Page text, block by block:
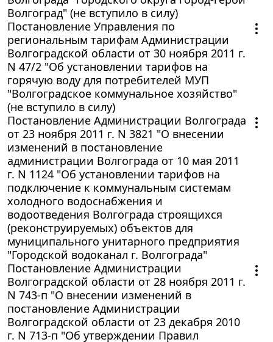
Волгоград" (не вступило в силу)
Постановление Управления по
региональным тарифам Администрации
Волгоградской области от 30 ноября 2011 г.
N 47/2 "Об установлении тарифов на
горячую воду для потребителей МУП
"Волгоградское коммунальное хозяйство"
(не вступило в силу)
Постановление Администрации Волгограда
от 23 ноября 2011 г. N 3821 "О внесении
изменений в постановление
администрации Волгограда от 10 мая 2011
г. N 1124 "Об установлении тарифов на
подключение к коммунальным системам
холодного водоснабжения и
водоотведения Волгограда строящихся
(реконструируемых) объектов для
муниципального унитарного предприятия
"Городской водоканал г. Волгограда"
Постановление Администрации
Волгоградской области от 28 ноября 2011 г.
N 743-п "О внесении изменений в
постановление Администрации
Волгоградской области от 23 декабря 2010
г. N 713-п "Об утверждении Правил